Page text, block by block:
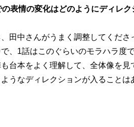
表情の変化はどのようにディレク
田中さんがうまく調整してくだ
、1話はこのぐらいのモラハラ度
台本をよく理解して、全体像を
うなディレクションが入ること